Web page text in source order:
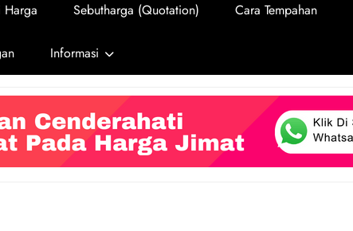
Harga Sebutharga (Quotation) Cara Tempahan
Informasi